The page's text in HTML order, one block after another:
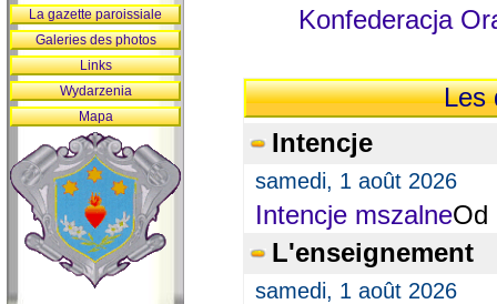
Konfederacja
Les
Intencje
samedi, 1 août 2026
Intencje mszalneOd
L'enseignement
samedi, 1 août 2026
La gazette paroissiale
Galeries des photos
Links
Wydarzenia
Mapa